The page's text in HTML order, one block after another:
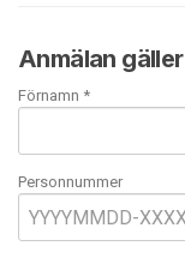
Anmälan gäller
Förnamn *
Personnummer